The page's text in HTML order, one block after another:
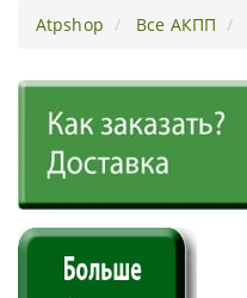
Atpshop Все АКПП